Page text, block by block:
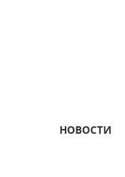
НОВОСТИ